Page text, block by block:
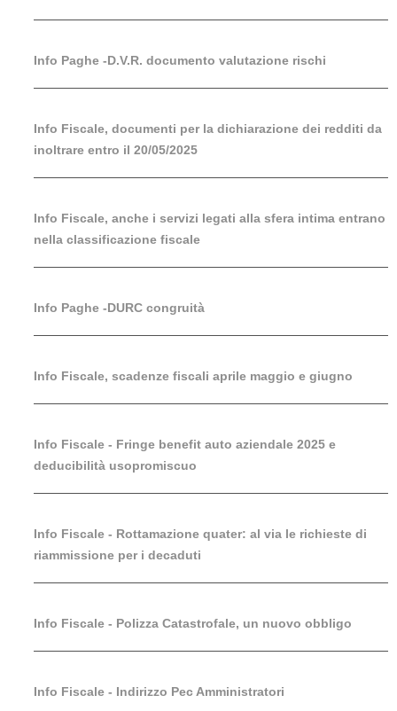
Info Paghe -D.V.R. documento valutazione rischi
Info Fiscale, documenti per la dichiarazione dei redditi da
inoltrare entro il 20/05/2025
Info Fiscale, anche i servizi legati alla sfera intima entrano
nella classificazione fiscale
Info Paghe -DURC congruità
Info Fiscale, scadenze fiscali aprile maggio e giugno
Info Fiscale - Fringe benefit auto aziendale 2025 e
deducibilità usopromiscuo
Info Fiscale - Rottamazione quater: al via le richieste di
riammissione per i decaduti
Info Fiscale - Polizza Catastrofale, un nuovo obbligo
Info Fiscale - Indirizzo Pec Amministratori